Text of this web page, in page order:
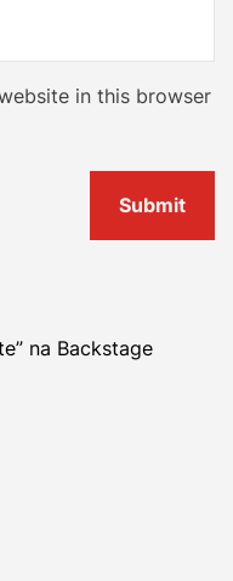
in this browser
na Backstage